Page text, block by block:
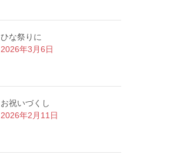
ひな祭りに
2026年3月6日
お祝いづくし
2026年2月11日